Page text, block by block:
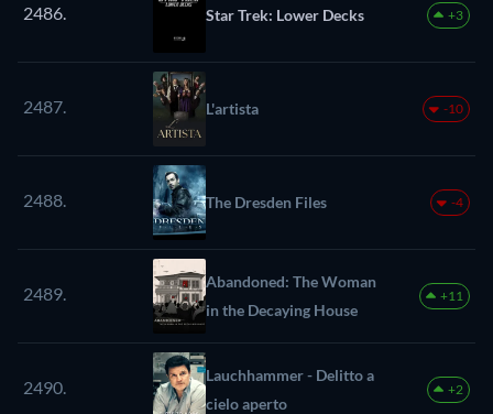
2486. Star Trek: Lower Decks +3
2487. L'artista -10
2488. The Dresden Files -4
2489.
Abandoned: The Woman
in the Decaying House
+11
2490.
Lauchhammer - Delitto a
cielo aperto
+2